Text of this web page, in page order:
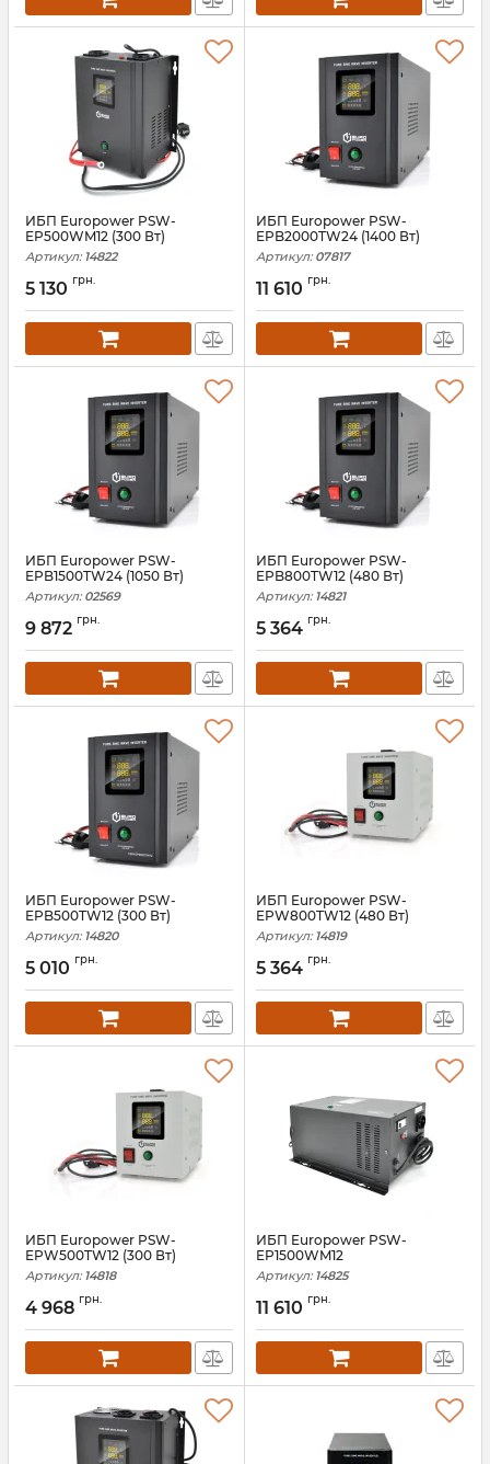
ИБП Europower PSW-
EP500WM12 (300 Вт)
Артикул: 14822
5 130 грн.
ИБП Europower PSW-
EPB2000TW24 (1400 Вт)
Артикул: 07817
11 610 грн.
ИБП Europower PSW-
EPB1500TW24 (1050 Вт)
Артикул: 02569
9 872 грн.
ИБП Europower PSW-
EPB800TW12 (480 Вт)
Артикул: 14821
5 364 грн.
ИБП Europower PSW-
EPB500TW12 (300 Вт)
Артикул: 14820
5 010 грн.
ИБП Europower PSW-
EPW800TW12 (480 Вт)
Артикул: 14819
5 364 грн.
ИБП Europower PSW-
EPW500TW12 (300 Вт)
Артикул: 14818
4 968 грн.
ИБП Europower PSW-
EP1500WM12
Артикул: 14825
11 610 грн.